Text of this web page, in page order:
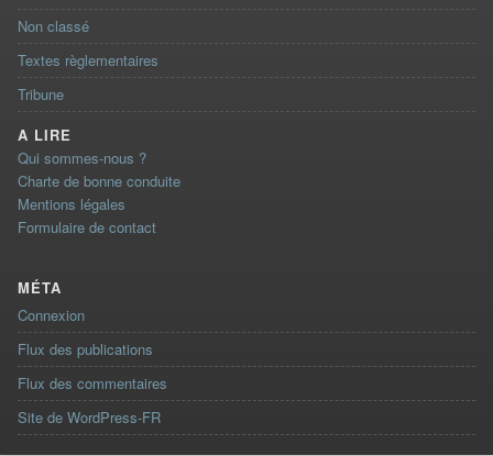
Non classé
Textes règlementaires
Tribune
A LIRE
Qui sommes-nous ?
Charte de bonne conduite
Mentions légales
Formulaire de contact
MÉTA
Connexion
Flux des publications
Flux des commentaires
Site de WordPress-FR